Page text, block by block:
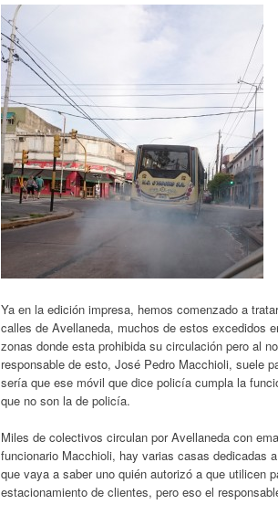
Ya en la edición impresa, hemos comenzado a
calles de Avellaneda, muchos de estos excedidos
zonas donde esta prohibida su circulación pero al
responsable de esto, José Pedro Macchioli, suele
sería que ese móvil que dice policía cumpla la
que no son la de policía.
Miles de colectivos circulan por Avellaneda con
funcionario Macchioli, hay varias casas dedicadas
que vaya a saber uno quién autorizó a que utilicen
estacionamiento de clientes, pero eso el